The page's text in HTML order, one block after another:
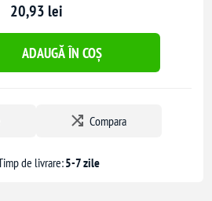
20,93 lei
ADAUGĂ ÎN COȘ
Compara
de livrare:5-7 zile